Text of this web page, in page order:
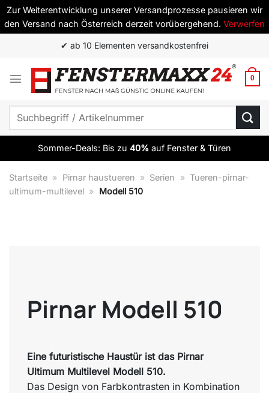
Zur Weiterentwicklung unserer Versandprozesse pausieren wir
den Versand nach Österreich derzeit vorübergehend. Verwerfen
springen
✔ ab 10 Elementen versandkostenfrei
0
Suchen
Sommer-Deals: Bis zu 40% auf Fenster & Türen
Startseite » Pirnar haustueren » Serien » Tueren-pirnar-
ultimum-multilevel » Modell 510
Pirnar Modell 510
Eine futuristische Haustür ist das Pirnar
Ultimum Multilevel Modell 510.
Das Design von Farbkontrasten in Kombination